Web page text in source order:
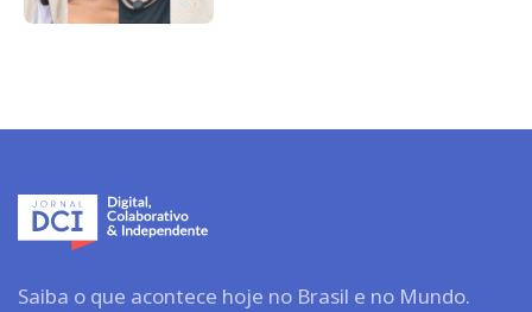
Saiba o que acontece hoje no Brasil e no Mundo.